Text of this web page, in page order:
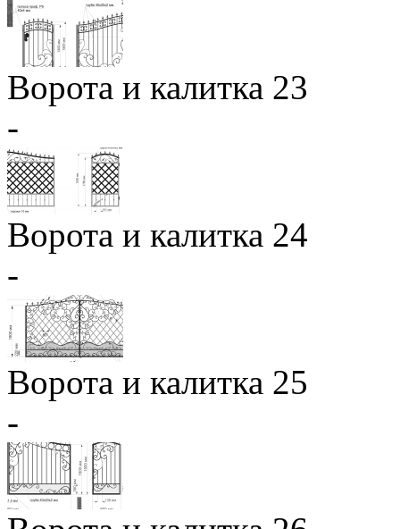
Ворота и калитка 23
-
Ворота и калитка 24
-
Ворота и калитка 25
-